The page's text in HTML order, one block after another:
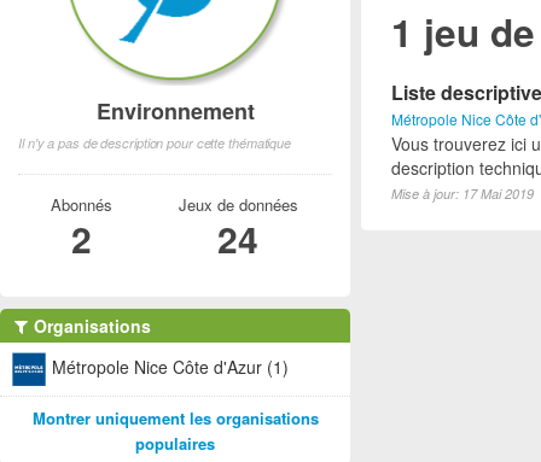
1 jeu
Liste
Métropole Nice Côte
Vous trouverez ici
description
Mise à jour: 17 Mai 2019
Environnement
Il n'y a pas de description pour cette thématique
Abonnés
2
Jeux de données
24
Organisations
Métropole Nice Côte d'Azur (1)
Montrer uniquement les organisations
populaires